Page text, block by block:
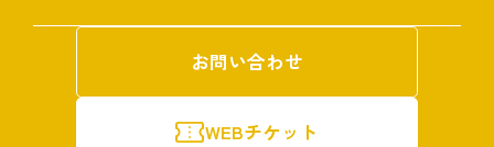
お問い合わせ
WEBチケット